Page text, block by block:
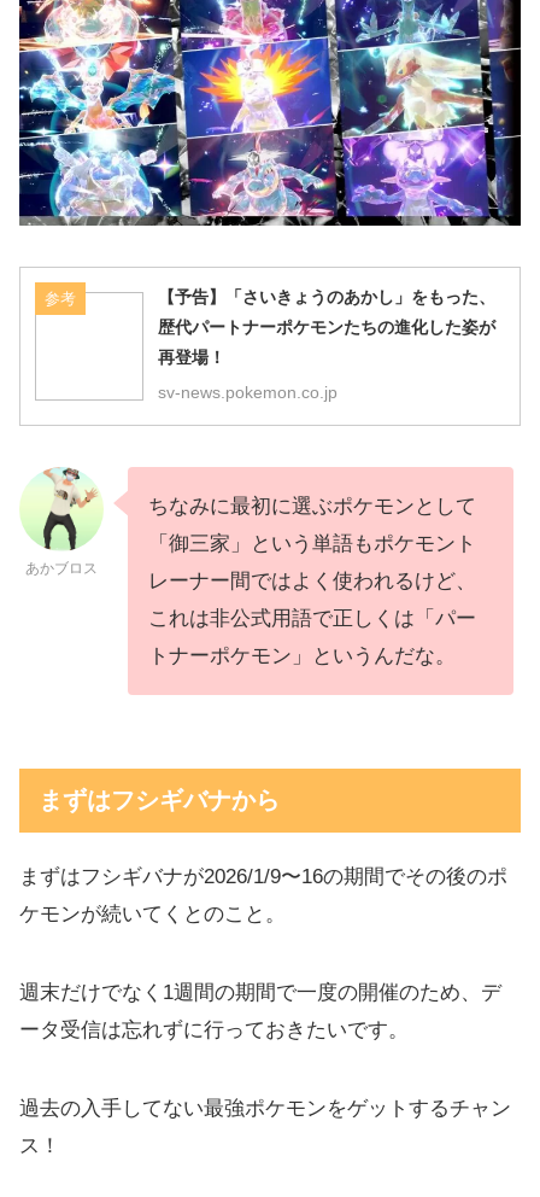
参考
【予告】「さいきょうのあかし」をもった、
歴代パートナーポケモンたちの進化した姿が
再登場！
sv-news.pokemon.co.jp
あかブロス
ちなみに最初に選ぶポケモンとして
「御三家」という単語もポケモント
レーナー間ではよく使われるけど、
これは非公式用語で正しくは「パー
トナーポケモン」というんだな。
まずはフシギバナから
まずはフシギバナが2026/1/9〜16の期間でその後のポ
ケモンが続いてくとのこと。
週末だけでなく1週間の期間で一度の開催のため、デ
ータ受信は忘れずに行っておきたいです。
過去の入手してない最強ポケモンをゲットするチャン
ス！